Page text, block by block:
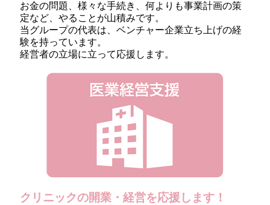
お金の問題、様々な手続き、何よりも事業計画の策
定など、やることが山積みです。
当グループの代表は、ベンチャー企業立ち上げの経
験を持っています。
経営者の立場に立って応援します。
クリニックの開業・経営を応援します！